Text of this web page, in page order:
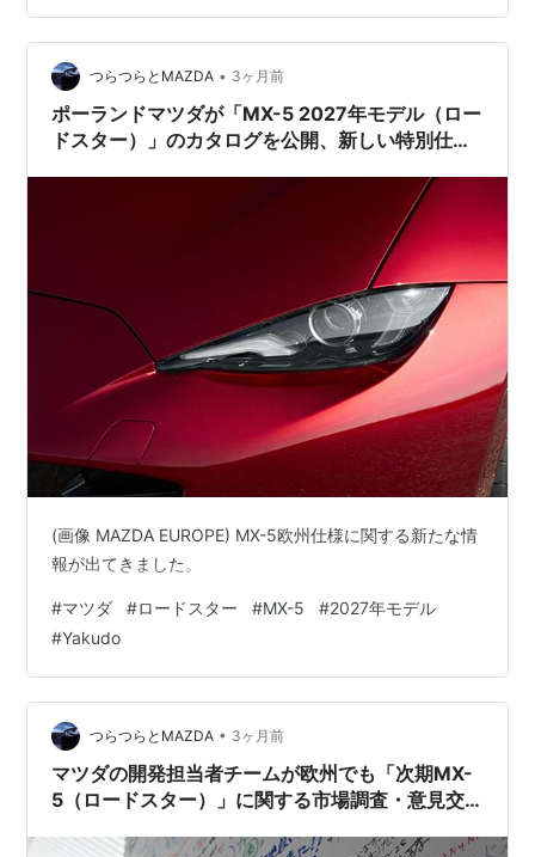
つらつらとMAZDA • 3ヶ月前
ポーランドマツダが「MX-5 2027年モデル（ロー
ドスター）」のカタログを公開、新しい特別仕様
(画像 MAZDA EUROPE) MX-5欧州仕様に関する新たな情
報が出てきました。
#マツダ #ロードスター #MX-5 #2027年モデル
#Yakudo
つらつらとMAZDA • 3ヶ月前
マツダの開発担当者チームが欧州でも「次期MX-
5（ロードスター）」に関する市場調査・意見交